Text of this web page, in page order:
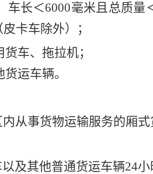
长＜6000毫米且总质量
卡车除外）；
车、拖拉机；
运车辆。
从事货物运输服务的厢
及其他普通货运车辆24小